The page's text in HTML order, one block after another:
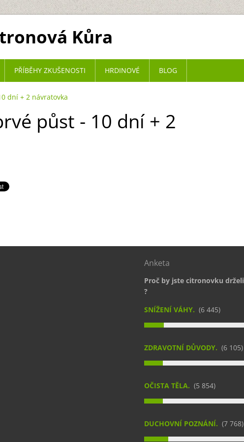
Kůra
dní + 2 návratovka
půst - 10 dní + 2
PŘÍBĚHY ZKUŠENOSTI HRDINOVÉ BLOG
Anketa
Proč by jste citronovku drželi
?
SNÍŽENÍ VÁHY. (6 445)
ZDRAVOTNÍ DŮVODY. (6 105)
OČISTA TĚLA. (5 854)
DUCHOVNÍ POZNÁNÍ. (7 768)